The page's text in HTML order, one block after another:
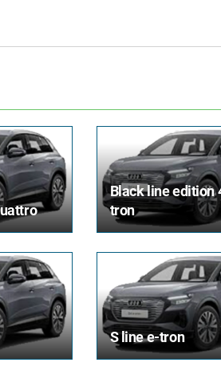
Black line edition
tron
S line e-tron